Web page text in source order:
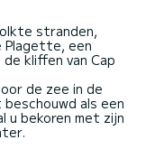
stranden,
Plagette, een
kliffen van Cap
de zee in de
als een
u bekoren met zijn